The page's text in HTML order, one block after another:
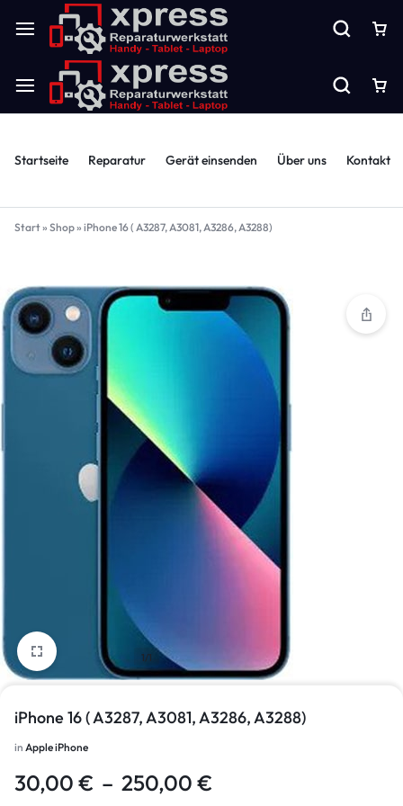
Startseite Reparatur Gerät einsenden Über uns Kontakt
Start» Shop» iPhone 16 ( A3287, A3081, A3286, A3288)
1/1
iPhone 16 ( A3287, A3081, A3286, A3288)
in Apple iPhone
30,00 € – 250,00 €